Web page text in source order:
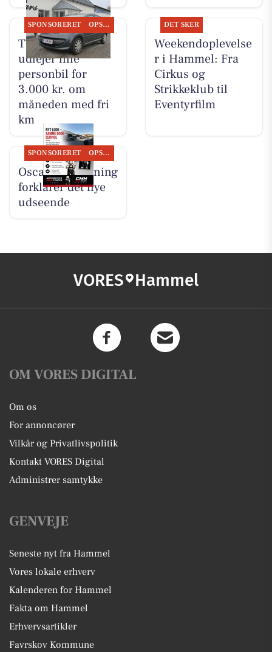
SPONSORERET OPSLAGSTAVLEN
TT CARS ApS
udlejer lille
personbil for
3.000 kr. om
måneden med fri
km
DET SKER
Weekendoplevelse
r i Hammel: Fra
Cirkus og
Strikkeklub til
Eventyrfilm
SPONSORERET OPSLAGSTAVLEN
Oscar Biludlejning
forklarer det nye
udseende
VORES Hammel
OM VORES DIGITAL
Om os
For annoncører
Vilkår og Privatlivspolitik
Kontakt VORES Digital
Administrer samtykke
GENVEJE
Seneste nyt fra Hammel
Vores lokale erhverv
Kalenderen for Hammel
Fakta om Hammel
Erhvervsartikler
Favrskov Kommune